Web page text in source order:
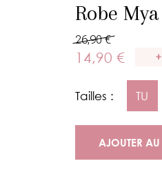
Robe
26,90 €
14,90 €
Tailles : TU
AJOUTER